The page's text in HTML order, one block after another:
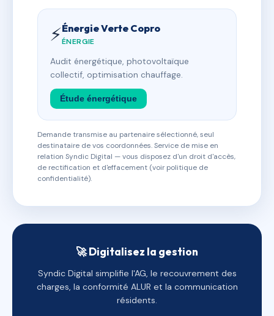
⚡Énergie Verte Copro
ÉNERGIE
Audit énergétique, photovoltaïque
collectif, optimisation chauffage.
Étude énergétique
Demande transmise au partenaire sélectionné, seul
destinataire de vos coordonnées. Service de mise en
relation Syndic Digital — vous disposez d'un droit d'accès,
de rectification et d'effacement (voir politique de
confidentialité).
🚀 Digitalisez la gestion
Syndic Digital simplifie l'AG, le recouvrement des
charges, la conformité ALUR et la communication
résidents.